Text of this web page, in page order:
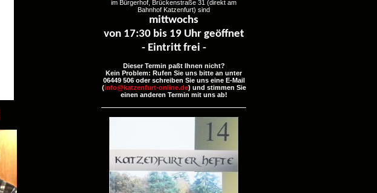
im Bürgerhof, Brückenstraße 31 (direkt am
Bahnhof Katzenfurt) sind
mittwochs
von 17:30 bis 19 Uhr geöffnet
- Eintritt frei -
Dieser Termin paßt Ihnen nicht?
Kein Problem: Rufen Sie uns bitte an unter
06449 506 oder schreiben Sie uns eine E-Mail
(info@katzenfurt-online.de) und stimmen Sie
einen anderen Termin mit uns ab!